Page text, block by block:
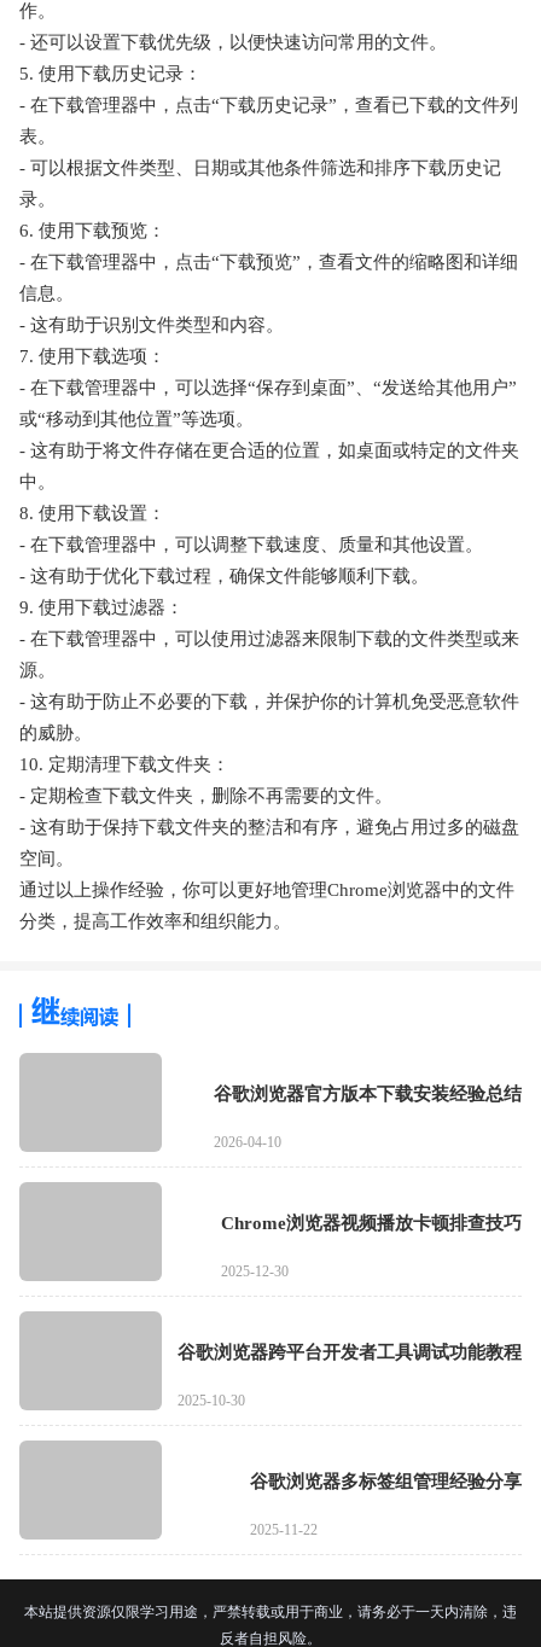
作。
- 还可以设置下载优先级，以便快速访问常用的文件。
5. 使用下载历史记录：
- 在下载管理器中，点击“下载历史记录”，查看已下载的文件列
表。
- 可以根据文件类型、日期或其他条件筛选和排序下载历史记
录。
6. 使用下载预览：
- 在下载管理器中，点击“下载预览”，查看文件的缩略图和详细
信息。
- 这有助于识别文件类型和内容。
7. 使用下载选项：
- 在下载管理器中，可以选择“保存到桌面”、“发送给其他用户”
或“移动到其他位置”等选项。
- 这有助于将文件存储在更合适的位置，如桌面或特定的文件夹
中。
8. 使用下载设置：
- 在下载管理器中，可以调整下载速度、质量和其他设置。
- 这有助于优化下载过程，确保文件能够顺利下载。
9. 使用下载过滤器：
- 在下载管理器中，可以使用过滤器来限制下载的文件类型或来
源。
- 这有助于防止不必要的下载，并保护你的计算机免受恶意软件
的威胁。
10. 定期清理下载文件夹：
- 定期检查下载文件夹，删除不再需要的文件。
- 这有助于保持下载文件夹的整洁和有序，避免占用过多的磁盘
空间。
通过以上操作经验，你可以更好地管理Chrome浏览器中的文件
分类，提高工作效率和组织能力。
谷歌浏览器官方版本下载安装经验总结
2026-04-10
Chrome浏览器视频播放卡顿排查技巧
2025-12-30
谷歌浏览器跨平台开发者工具调试功能教程
2025-10-30
谷歌浏览器多标签组管理经验分享
2025-11-22
本站提供资源仅限学习用途，严禁转载或用于商业，请务必于一天内清除，违
反者自担风险。